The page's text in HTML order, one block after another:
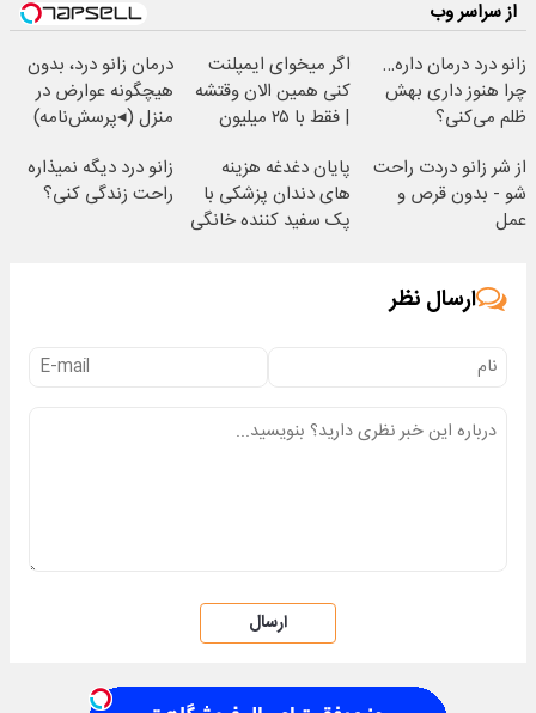
از سراسر وب
زانو درد درمان داره…
چرا هنوز داری بهش
ظلم می‌کنی؟
اگر میخوای ایمپلنت
کنی همین الان وقتشه
| فقط با ۲۵ میلیون
درمان زانو درد، بدون
هیچگونه عوارض در
منزل (◂پرسش‌نامه)
از شر زانو دردت راحت
شو - بدون قرص و
عمل
پایان دغدغه هزینه
های دندان پزشکی با
پک سفید کننده خانگی
زانو درد دیگه نمیذاره
راحت زندگی کنی؟
ارسال نظر
ارسال